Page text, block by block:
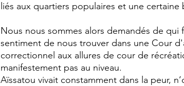
liés aux quartiers populaires et une
Nous nous sommes alors demandés de
sentiment de nous trouver dans une Cour
correctionnel aux allures de cour de
manifestement pas au niveau.
Aïssatou vivait constamment dans la peur,